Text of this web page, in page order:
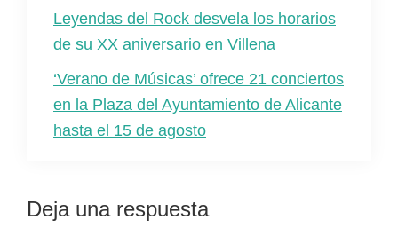
Leyendas del Rock desvela los horarios
de su XX aniversario en Villena
‘Verano de Músicas’ ofrece 21 conciertos
en la Plaza del Ayuntamiento de Alicante
hasta el 15 de agosto
Interacciones
Deja una respuesta